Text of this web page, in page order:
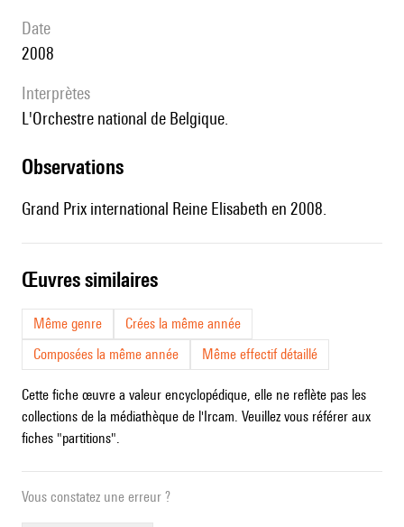
date
2008
interprètes
l'Orchestre national de Belgique.
observations
Grand Prix international Reine Elisabeth en 2008.
œuvres similaires
Même genre
Crées la même année
Composées la même année
Même effectif détaillé
Cette fiche œuvre a valeur encyclopédique, elle ne reflète pas les
collections de la médiathèque de l'Ircam. Veuillez vous référer aux
fiches "partitions".
Vous constatez une erreur ?